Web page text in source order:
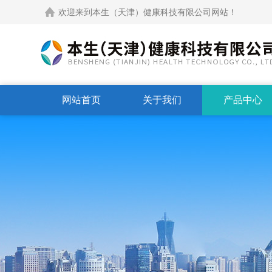
欢迎来到本生（天津）健康科技有限公司网站！
网站首页 关于我们 产品中心